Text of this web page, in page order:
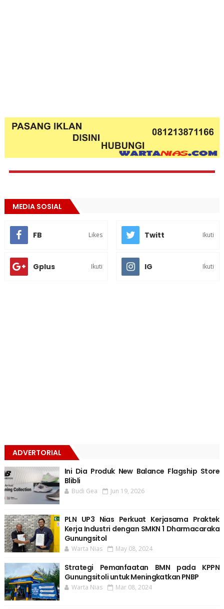
MEDIA SOSIAL
FB Likes Twitt Ikuti
Gplus Ikuti IG Ikuti
ADVERTORIAL
Ini Dia Produk New Balance Flagship Store
Blibli
Budi Gea Jun 19, 2026
PLN UP3 Nias Perkuat Kerjasama Praktek
Kerja Industri dengan SMKN 1 Dharmacaraka
Gunungsitol
Warta Nias May 08, 2024
Strategi Pemanfaatan BMN pada KPPN
Gunungsitoli untuk Meningkatkan PNBP
Warta Nias Mar 08, 2024